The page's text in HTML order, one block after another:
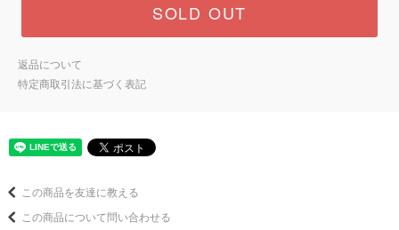
SOLD OUT
返品について
特定商取引法に基づく表記
この商品を友達に教える
この商品について問い合わせる